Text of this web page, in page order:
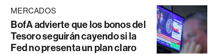
MERCADOS
BofA advierte que los bonos del
Tesoro seguirán cayendo si la
Fed no presenta un plan claro